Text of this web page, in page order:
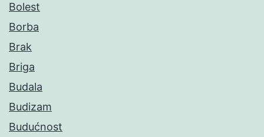
Bolest
Borba
Brak
Briga
Budala
Budizam
Budućnost